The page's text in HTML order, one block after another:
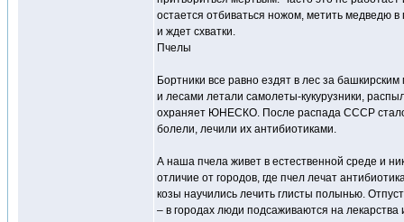
остается отбиваться ножом, метить медведю в
и ждет схватки.
Пчелы
Бортники все равно ездят в лес за
и лесами летали самолеты-кукурузники,
охраняет ЮНЕСКО. После распада СССР стало
болели, лечили их антибиотиками.
А наша пчела живет в естественной среде и
отличие от городов, где пчел лечат
козы научились лечить глисты полынью.
– в городах люди подсаживаются на лекарства